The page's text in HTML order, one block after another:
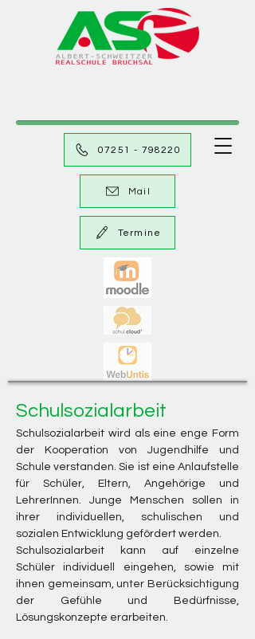
Mail
07251 - 798220
Termine
Schulsozialarbeit
Schulsozialarbeit wird als eine enge Form
der Kooperation von Jugendhilfe und
Schule verstanden. Sie ist eine Anlaufstelle
für Schüler, Eltern, Angehörige und
LehrerInnen. Junge Menschen sollen in
ihrer individuellen, schulischen und
sozialen Entwicklung gefördert werden.
Schulsozialarbeit kann auf einzelne
Schüler individuell eingehen, sowie mit
ihnen gemeinsam, unter Berücksichtigung
der Gefühle und Bedürfnisse,
Lösungskonzepte erarbeiten.